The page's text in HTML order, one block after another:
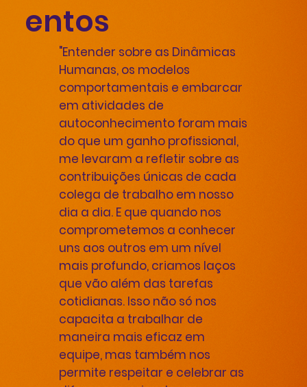
"Entender sobre as Dinâmicas
Humanas, os modelos
comportamentais e embarcar
em atividades de
autoconhecimento foram mais
do que um ganho profissional,
me levaram a refletir sobre as
contribuições únicas de cada
colega de trabalho em nosso
dia a dia. E que quando nos
comprometemos a conhecer
uns aos outros em um nível
mais profundo, criamos laços
que vão além das tarefas
cotidianas. Isso não só nos
capacita a trabalhar de
maneira mais eficaz em
equipe, mas também nos
permite respeitar e celebrar as
entos